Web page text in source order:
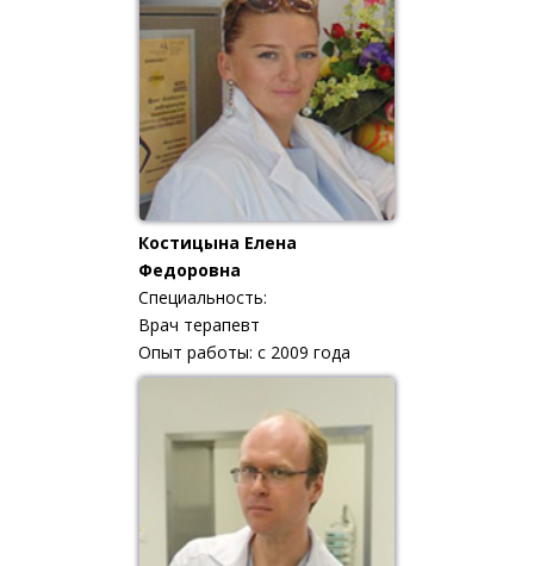
Костицына Елена
Федоровна
Специальность:
Врач терапевт
Опыт работы: с 2009 года